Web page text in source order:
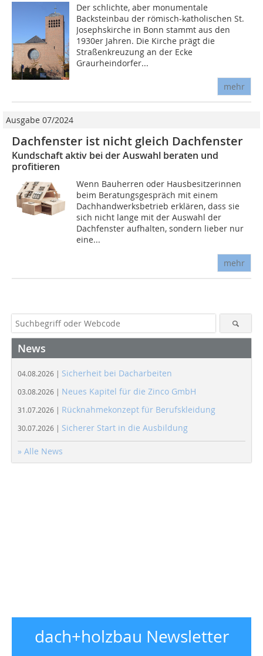
Der schlichte, aber monumentale
Backsteinbau der römisch-katholischen St.
Josephskirche in Bonn stammt aus den
1930er Jahren. Die Kirche prägt die
Straßenkreuzung an der Ecke
Graurheindorfer...
mehr
Ausgabe 07/2024
Dachfenster ist nicht gleich Dachfenster
Kundschaft aktiv bei der Auswahl beraten und
profitieren
Wenn Bauherren oder Hausbesitzerinnen
beim Beratungsgespräch mit einem
Dachhandwerksbetrieb erklären, dass sie
sich nicht lange mit der Auswahl der
Dachfenster aufhalten, sondern lieber nur
eine...
mehr
News
04.08.2026 | Sicherheit bei Dacharbeiten
03.08.2026 | Neues Kapitel für die Zinco GmbH
31.07.2026 | Rücknahmekonzept für Berufskleidung
30.07.2026 | Sicherer Start in die Ausbildung
» Alle News
dach+holzbau Newsletter